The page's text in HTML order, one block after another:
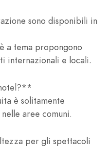
sono disponibili in
a tema propongono
internazionali e locali.
è solitamente
aree comuni.
per gli spettacoli